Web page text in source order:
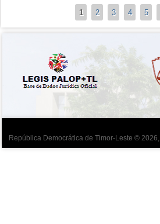
1 2 3 4 5
República Democrática de Timor-Leste © 2026,